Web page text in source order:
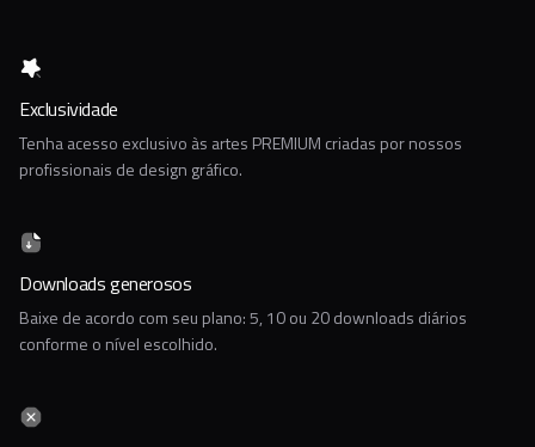
Exclusividade
Tenha acesso exclusivo às artes PREMIUM criadas por nossos
profissionais de design gráfico.
Downloads generosos
Baixe de acordo com seu plano: 5, 10 ou 20 downloads diários
conforme o nível escolhido.